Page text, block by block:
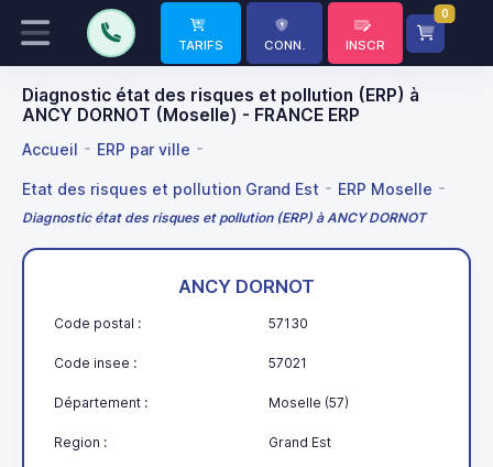
TARIFS CONN. INSCR
0
Diagnostic état des risques et pollution (ERP) à
ANCY DORNOT (Moselle) - FRANCE ERP
Accueil ERP par ville
Etat des risques et pollution Grand Est ERP Moselle
Diagnostic état des risques et pollution (ERP) à ANCY DORNOT
ANCY DORNOT
Code postal : 57130
Code insee : 57021
Département : Moselle (57)
Region : Grand Est